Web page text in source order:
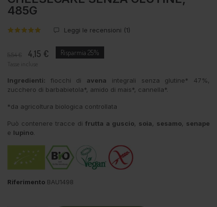
485G
Leggi le recensioni (1)
5,54 € 4,15 € Risparmia 25%
Tasse incluse
Ingredienti: fiocchi di avena integrali senza glutine* 47%,
zucchero di barbabietola*, amido di mais*, cannella*.
*da agricoltura biologica controllata
Può contenere tracce difrutta a guscio, soia, sesamo, senape
e lupino.
Riferimento BAU1498